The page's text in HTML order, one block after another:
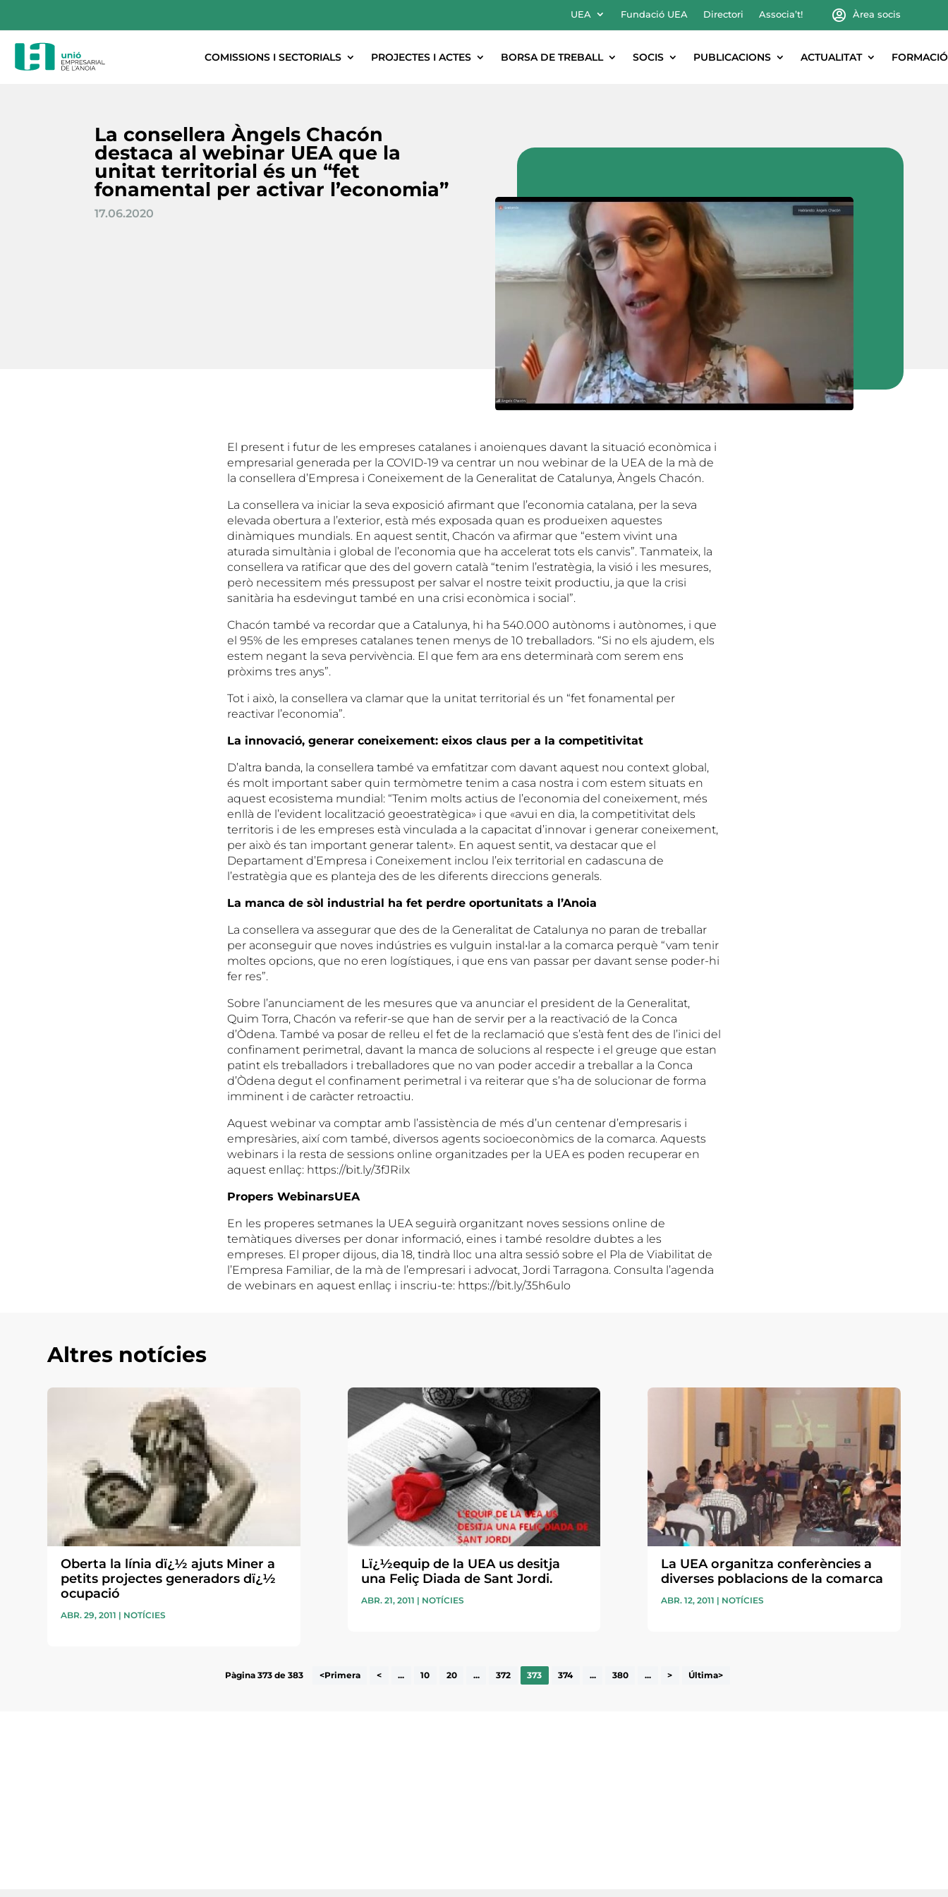
UEA Fundació UEA Directori Associa’t! Àrea socis
COMISSIONS I SECTORIALS PROJECTES I ACTES BORSA DE TREBALL SOCIS PUBLICACIONS ACTUALITAT FORMACIÓ
La consellera Àngels Chacón
destaca al webinar UEA que la
unitat territorial és un “fet
fonamental per activar l’economia”
17.06.2020
El present i futur de les empreses catalanes i anoienques davant la situació econòmica i
empresarial generada per la COVID-19 va centrar un nou webinar de la UEA de la mà de
la consellera d’Empresa i Coneixement de la Generalitat de Catalunya, Àngels Chacón.
La consellera va iniciar la seva exposició afirmant que l’economia catalana, per la seva
elevada obertura a l’exterior, està més exposada quan es produeixen aquestes
dinàmiques mundials. En aquest sentit, Chacón va afirmar que “estem vivint una
aturada simultània i global de l’economia que ha accelerat tots els canvis”. Tanmateix, la
consellera va ratificar que des del govern català “tenim l’estratègia, la visió i les mesures,
però necessitem més pressupost per salvar el nostre teixit productiu, ja que la crisi
sanitària ha esdevingut també en una crisi econòmica i social”.
Chacón també va recordar que a Catalunya, hi ha 540.000 autònoms i autònomes, i que
el 95% de les empreses catalanes tenen menys de 10 treballadors. “Si no els ajudem, els
estem negant la seva pervivència. El que fem ara ens determinarà com serem ens
pròxims tres anys”.
Tot i això, la consellera va clamar que la unitat territorial és un “fet fonamental per
reactivar l’economia”.
La innovació, generar coneixement: eixos claus per a la competitivitat
D’altra banda, la consellera també va emfatitzar com davant aquest nou context global,
és molt important saber quin termòmetre tenim a casa nostra i com estem situats en
aquest ecosistema mundial: “Tenim molts actius de l’economia del coneixement, més
enllà de l’evident localització geoestratègica» i que «avui en dia, la competitivitat dels
territoris i de les empreses està vinculada a la capacitat d’innovar i generar coneixement,
per això és tan important generar talent». En aquest sentit, va destacar que el
Departament d’Empresa i Coneixement inclou l’eix territorial en cadascuna de
l’estratègia que es planteja des de les diferents direccions generals.
La manca de sòl industrial ha fet perdre oportunitats a l’Anoia
La consellera va assegurar que des de la Generalitat de Catalunya no paran de treballar
per aconseguir que noves indústries es vulguin instal•lar a la comarca perquè “vam tenir
moltes opcions, que no eren logístiques, i que ens van passar per davant sense poder-hi
fer res”.
Sobre l’anunciament de les mesures que va anunciar el president de la Generalitat,
Quim Torra, Chacón va referir-se que han de servir per a la reactivació de la Conca
d’Òdena. També va posar de relleu el fet de la reclamació que s’està fent des de l’inici del
confinament perimetral, davant la manca de solucions al respecte i el greuge que estan
patint els treballadors i treballadores que no van poder accedir a treballar a la Conca
d’Òdena degut el confinament perimetral i va reiterar que s’ha de solucionar de forma
imminent i de caràcter retroactiu.
Aquest webinar va comptar amb l’assistència de més d’un centenar d’empresaris i
empresàries, així com també, diversos agents socioeconòmics de la comarca. Aquests
webinars i la resta de sessions online organitzades per la UEA es poden recuperar en
aquest enllaç: https://bit.ly/3fJRilx
Propers WebinarsUEA
En les properes setmanes la UEA seguirà organitzant noves sessions online de
temàtiques diverses per donar informació, eines i també resoldre dubtes a les
empreses. El proper dijous, dia 18, tindrà lloc una altra sessió sobre el Pla de Viabilitat de
l’Empresa Familiar, de la mà de l’empresari i advocat, Jordi Tarragona. Consulta l’agenda
de webinars en aquest enllaç i inscriu-te: https://bit.ly/35h6ulo
Altres notícies
Oberta la línia dï¿½ ajuts Miner a
petits projectes generadors dï¿½
ocupació
ABR. 29, 2011 | NOTÍCIES
Lï¿½equip de la UEA us desitja
una Feliç Diada de Sant Jordi.
ABR. 21, 2011 | NOTÍCIES
La UEA organitza conferències a
diverses poblacions de la comarca
ABR. 12, 2011 | NOTÍCIES
Pàgina 373 de 383 <Primera < ... 10 20 ... 372 373 374 ... 380 ... > Última>